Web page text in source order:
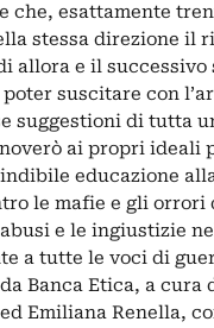
che, esattamente
stessa direzione il
allora e il successivo
suscitare con
suggestioni di tutta
ai propri ideali
educazione
le mafie e gli orrori
e le ingiustizie
a tutte le voci di
Banca Etica, a cura
Emiliana Renella,